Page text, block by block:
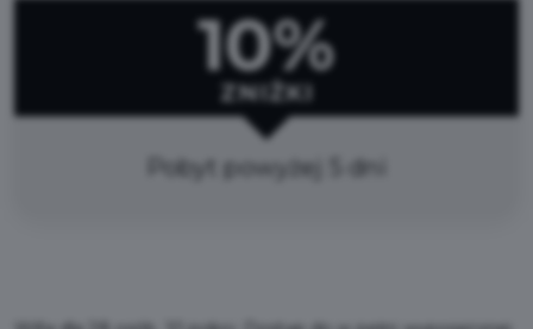
10%
ZNIŻKI
Pobyt powyżej 5 dni